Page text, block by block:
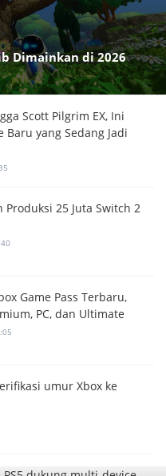
Dimainkan di 2026
Scott Pilgrim EX, Ini
Baru yang Sedang Jadi
25 Juta Switch 2
Game Pass Terbaru,
PC, dan Ultimate
umur Xbox ke